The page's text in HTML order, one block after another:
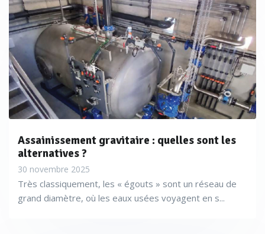
Assainissement gravitaire : quelles sont les
alternatives ?
30 novembre 2025
Très classiquement, les « égouts » sont un réseau de
grand diamètre, où les eaux usées voyagent en s...